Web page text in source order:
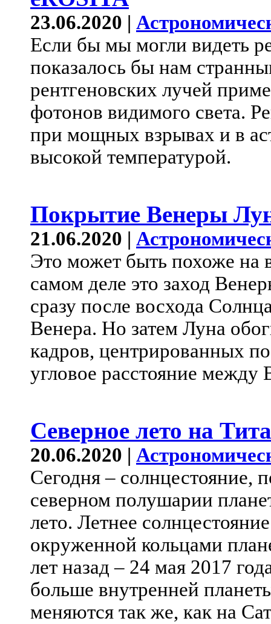
23.06.2020 |
Если бы мы могли видеть
показалось бы нам
рентгеновских лучей
фотонов видимого света.
при мощных взрывах и в
высокой температурой.
Покрытие Венеры
21.06.2020 |
Это может быть похоже на
самом деле это заход
сразу после восхода
Венера. Но затем Луна
кадров, центрированных
угловое расстояние
Северное лето на
20.06.2020 |
Сегодня – солнцестояние,
северном полушарии
лето. Летнее
окруженной кольцами
лет назад – 24 мая 2017
больше внутренней
меняются так же, как на